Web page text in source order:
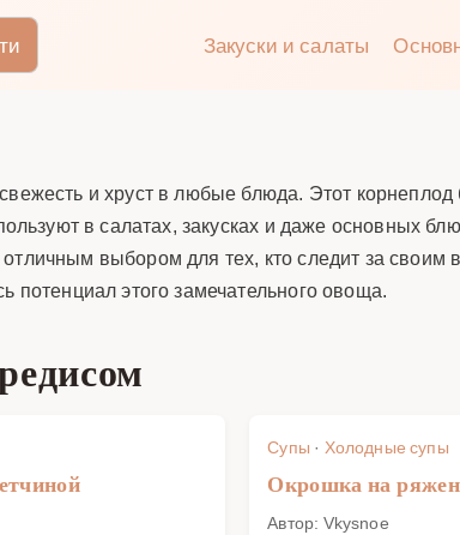
Закуски и салаты
и хруст в любые блюда. Этот корнеплод
в салатах, закусках и даже основных
выбором для тех, кто следит за
потенциал этого замечательного овоща.
Супы · Холодные супы
Окрошка на
Автор: Vkysnoe